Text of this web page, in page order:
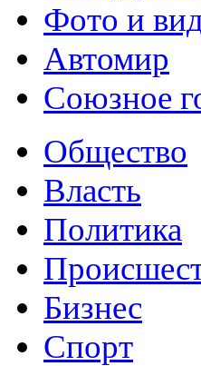
Фото и
Автомир
Союзное
Общество
Власть
Политика
Бизнес
Спорт